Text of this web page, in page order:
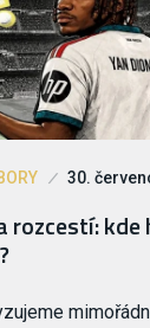
30.
rozcestí: kde